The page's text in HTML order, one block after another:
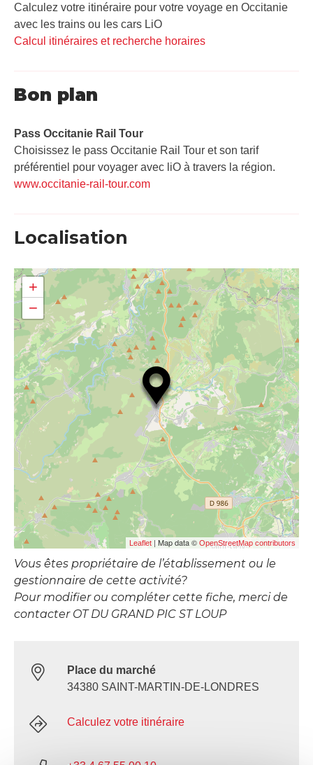
Calculez votre itinéraire pour votre voyage en Occitanie
avec les trains ou les cars LiO
Calcul itinéraires et recherche horaires
Bon plan
Pass Occitanie Rail Tour​
Choisissez le pass Occitanie Rail Tour et son tarif
préférentiel pour voyager avec liO à travers la région.
www.occitanie-rail-tour.com
Localisation
+
−
Leaflet | Map data © OpenStreetMap contributors
Vous êtes propriétaire de l’établissement ou le
gestionnaire de cette activité?
Pour modifier ou compléter cette fiche, merci de
contacter OT DU GRAND PIC ST LOUP
Place du marché
34380 SAINT-MARTIN-DE-LONDRES
Calculez votre itinéraire